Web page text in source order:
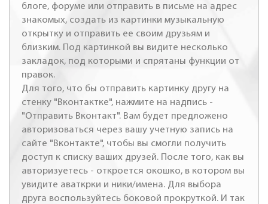
блоге, форуме или отправить в письме на адрес
знакомых, создать из картинки музыкальную
открытку и отправить ее своим друзьям и
близким. Под картинкой вы видите несколько
закладок, под которыми и спрятаны функции от
правок.
Для того, что бы отправить картинку другу на
стенку "Вконтактке", нажмите на надпись -
"Отправить Вконтакт". Вам будет предложено
авторизоваться через вашу учетную запись на
сайте "Вконтакте", чтобы вы смогли получить
доступ к списку ваших друзей. После того, как вы
авторизуетесь - откроется окошко, в котором вы
увидите аваткрки и ники/имена. Для выбора
друга воспользуйтесь боковой прокруткой. И так